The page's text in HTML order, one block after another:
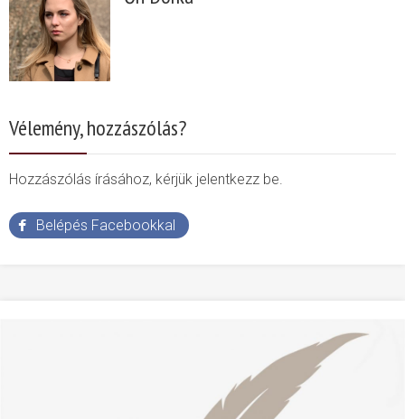
Vélemény, hozzászólás?
Hozzászólás írásához, kérjük jelentkezz be.
Belépés Facebookkal